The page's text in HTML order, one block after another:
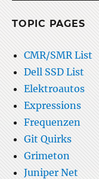
TOPIC PAGES
CMR/SMR List
Dell SSD List
Elektroautos
Expressions
Frequenzen
Git Quirks
Grimeton
Juniper Net